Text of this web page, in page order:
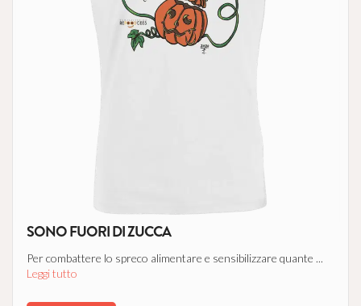
SONO FUORI DI ZUCCA
Per combattere lo spreco alimentare e sensibilizzare quante ...
Leggi tutto